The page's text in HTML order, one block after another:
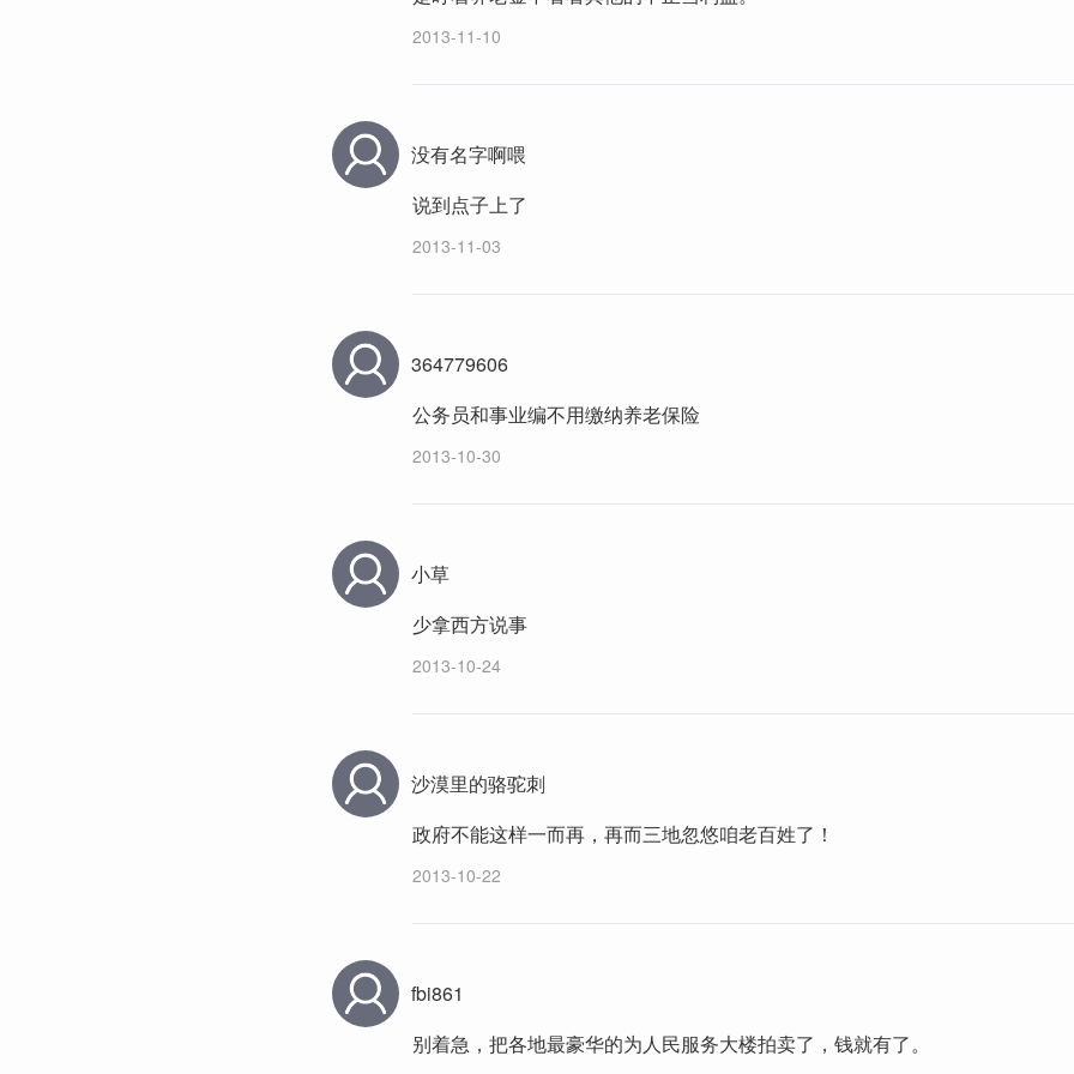
2013-11-10
没有名字啊喂
说到点子上了
2013-11-03
364779606
公务员和事业编不用缴纳养老保险
2013-10-30
小草
少拿西方说事
2013-10-24
沙漠里的骆驼刺
政府不能这样一而再，再而三地忽悠咱老百姓了！
2013-10-22
fbi861
别着急，把各地最豪华的为人民服务大楼拍卖了，钱就有了。